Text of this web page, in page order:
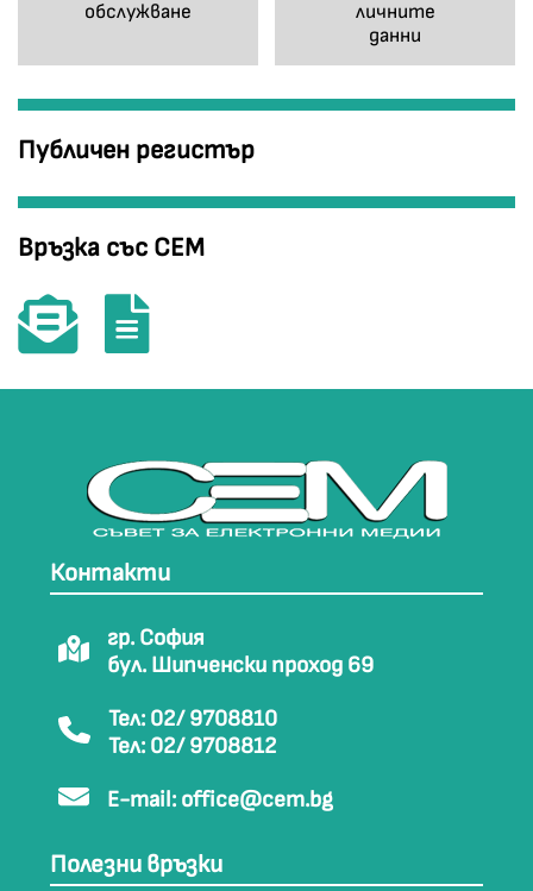
обслужване
личните
данни
Публичен регистър
Връзка със СЕМ
Контакти
гр. София
бул. Шипченски проход 69
Тел: 02/ 9708810
Тел: 02/ 9708812
E-mail: office@cem.bg
Полезни връзки